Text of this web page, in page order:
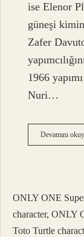
ise Elenor
güneşi
Zafer
1966
Nuri…
Devamını
ONLY ONE
character, ONLY
Toto Turtle